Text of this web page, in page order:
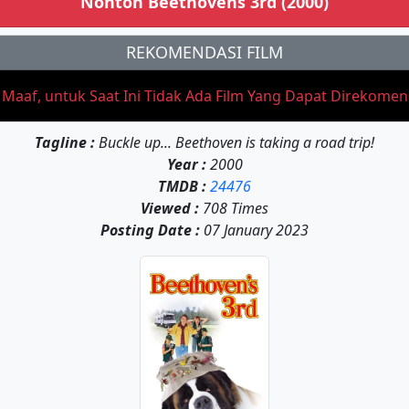
REKOMENDASI FILM
untuk Saat Ini Tidak Ada Film Yang Dapat
Tagline :Buckle up... Beethoven is taking a road trip!
Year :2000
TMDB :24476
Viewed : 708 Times
Posting Date : 07 January 2023